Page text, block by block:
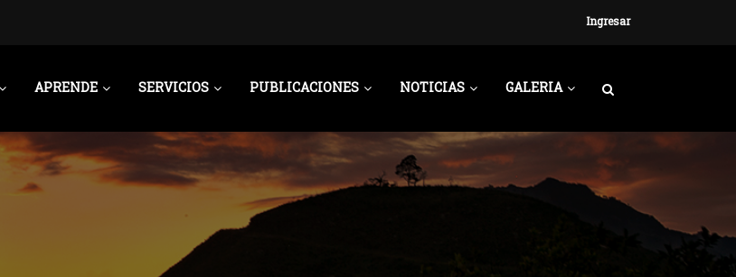
Ingresar
APRENDE SERVICIOS PUBLICACIONES NOTICIAS GALERIA